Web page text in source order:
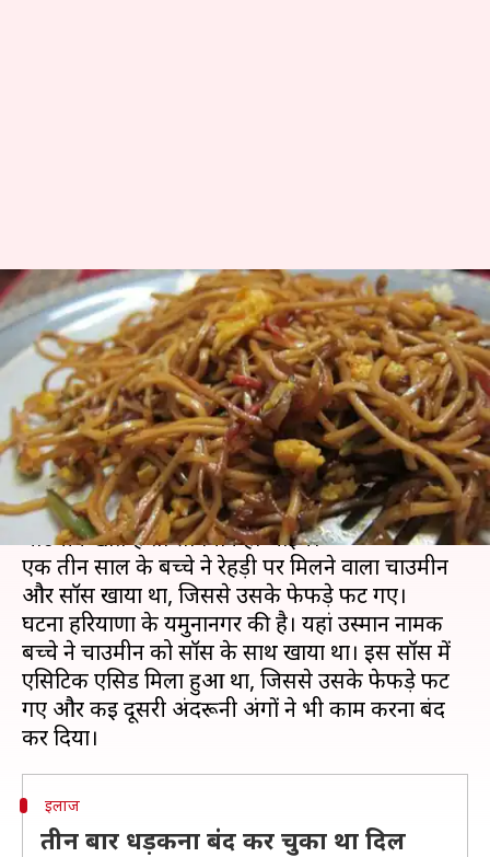
चाउमीन का सॉस खाने से फटे बच्चे
के फेफड़े, डॉक्टरों ने मुश्किल से बचाई
जान
लेखन प्रमोद कुमार Jun 24, 2019 01:06 pm
क्या है खबर?
अगर आप सड़क किनारे मिलने वाले गोल-गप्पे, बर्गर और
चाउमीन खाते हैं तो सावधान हो जाइये।
एक तीन साल के बच्चे ने रेहड़ी पर मिलने वाला चाउमीन
और सॉस खाया था, जिससे उसके फेफड़े फट गए।
घटना हरियाणा के यमुनानगर की है। यहां उस्मान नामक
बच्चे ने चाउमीन को सॉस के साथ खाया था। इस सॉस में
एसिटिक एसिड मिला हुआ था, जिससे उसके फेफड़े फट
गए और कई दूसरी अंदरूनी अंगों ने भी काम करना बंद
इलाज
तीन बार धड़कना बंद कर चुका था दिल